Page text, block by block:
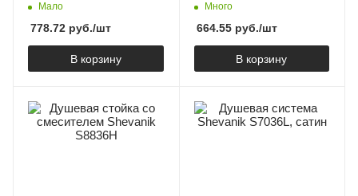
Мало
778.72 руб./шт
В корзину
Много
664.55руб./шт
В корзину